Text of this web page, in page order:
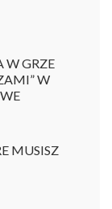
W GRZE
W
MUSISZ